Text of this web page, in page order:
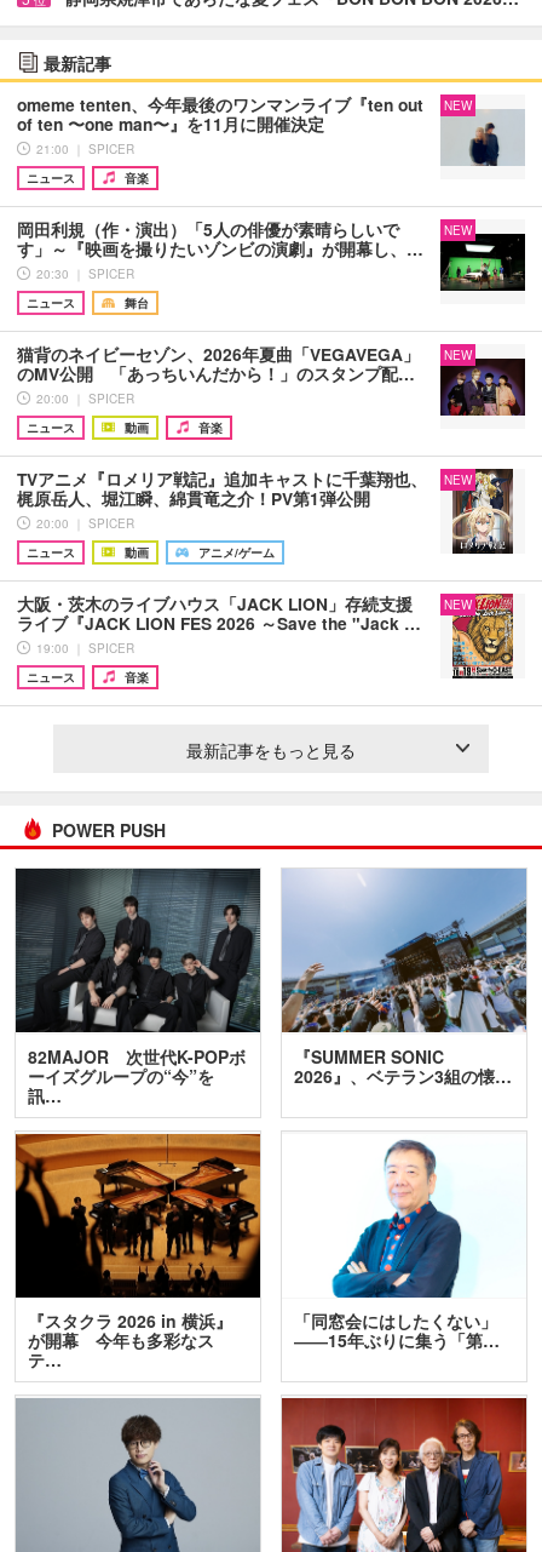
最新記事
omeme tenten、今年最後のワンマンライブ『ten out
of ten 〜one man〜』を11月に開催決定
21:00 ｜ SPICER
ニュース
音楽
NEW
岡田利規（作・演出）「5人の俳優が素晴らしいで
す」～『映画を撮りたいゾンビの演劇』が開幕し、…
20:30 ｜ SPICER
ニュース
舞台
NEW
猫背のネイビーセゾン、2026年夏曲「VEGAVEGA」
のMV公開 「あっちいんだから！」のスタンプ配…
20:00 ｜ SPICER
ニュース
動画 音楽
NEW
TVアニメ『ロメリア戦記』追加キャストに千葉翔也、
梶原岳人、堀江瞬、綿貫竜之介！PV第1弾公開
20:00 ｜ SPICER
ニュース
動画 アニメ/ゲーム
NEW
大阪・茨木のライブハウス「JACK LION」存続支援
ライブ『JACK LION FES 2026 ～Save the "Jack …
19:00 ｜ SPICER
ニュース
音楽
NEW
最新記事をもっと見る
POWER PUSH
82MAJOR 次世代K-POPボ
ーイズグループの“今”を
訊…
『SUMMER SONIC
2026』、ベテラン3組の懐…
『スタクラ 2026 in 横浜』
が開幕 今年も多彩なス
テ…
「同窓会にはしたくない」
――15年ぶりに集う「第…